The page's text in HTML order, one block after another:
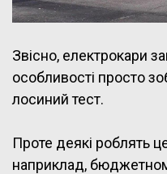
Звісно, електрокари
особливості просто
лосиний тест.
Проте деякі роблять
наприклад,